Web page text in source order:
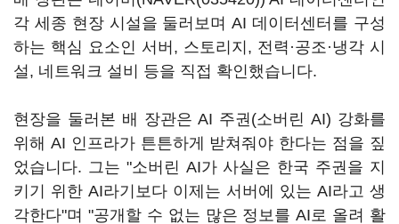
각 세종 현장 시설을 둘러보며 AI 데이터센터를 구성
하는 핵심 요소인 서버, 스토리지, 전력·공조·냉각 시
설, 네트워크 설비 등을 직접 확인했습니다.
현장을 둘러본 배 장관은 AI 주권(소버린 AI) 강화를
위해 AI 인프라가 튼튼하게 받쳐줘야 한다는 점을 짚
었습니다. 그는 "소버린 AI가 사실은 한국 주권을 지
키기 위한 AI라기보다 이제는 서버에 있는 AI라고 생
각한다"며 "공개할 수 없는 많은 정보를 AI로 올려 활